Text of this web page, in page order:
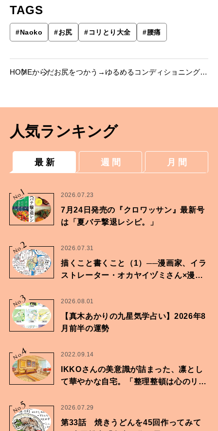
TAGS
#Naoko #お尻 #コリとり大全 #腰痛
HOMEからだお尻をつかう→ゆるめるコンディショニング
人気ランキング
最 新 週 間 月 間
No.
1 2026.07.23
7月24日発売の『クロワッサン』最新号
は「夏バテ撃退レシピ。」
No.2 2026.07.31
描くこと書くこと（1）──漫画家、イラ
ストレーター・オカヤイヅミさん×漫画
No.
3 2026.08.01
【真木あかりの九星気学占い】2026年8
月前半の運勢
No.
4 2022.09.14
IKKOさんの美意識が詰まった、凛とし
て華やかな自宅。「整理整頓は心のリズ
No.
5 2026.07.29
第33話 焼きうどんを45回作ってみて